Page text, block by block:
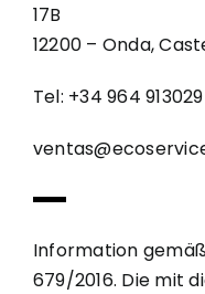
17B
12200 – Onda,
Tel: +34 964 913029
Information
679/2016. Die mit